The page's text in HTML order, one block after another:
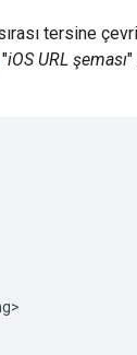
tersine
"iOS URL şeması"